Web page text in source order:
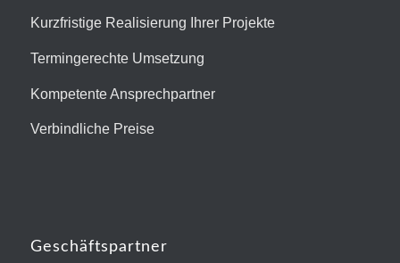
Kurzfristige Realisierung Ihrer Projekte
Termingerechte Umsetzung
Kompetente Ansprechpartner
Verbindliche Preise
Geschäftspartner